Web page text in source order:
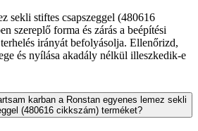
sekli stiftes csapszeggel (480616
szereplő forma és zárás a beépítési
irányát befolyásolja. Ellenőrizd,
és nyílása akadály nélkül illeszkedik-e
karban a Ronstan egyenes lemez sekli
(480616 cikkszám) terméket?